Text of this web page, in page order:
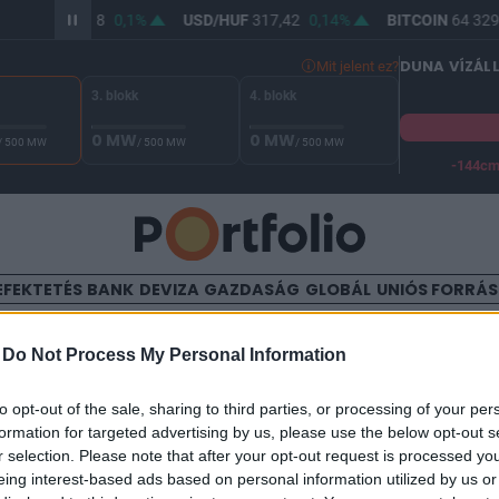
Do Not Process My Personal Information
opt-out of the sale, sharing to third parties, or processing of your
for targeted advertising by us, please use the below opt-out
selection. Please note that after your opt-out request is processed
interest-based ads based on personal information utilized by us
365,78 0,1% USD/HUF 317,42 0,14% BITCOIN64
Mit jelent ez?
/ 500 MW
3. blokk
0 MW/ 500 MW
4. blokk
0 MW/ 500 MW
DUNA
-144cm
BANK DEVIZA GAZDASÁG GLOBÁL UNIÓS
a határidős piac